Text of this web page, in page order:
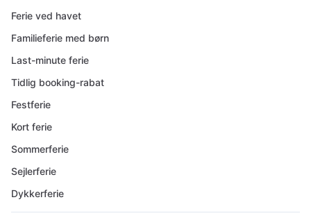
Ferie ved havet
Familieferie med børn
Last-minute ferie
Tidlig booking-rabat
Festferie
Kort ferie
Sommerferie
Sejlerferie
Dykkerferie